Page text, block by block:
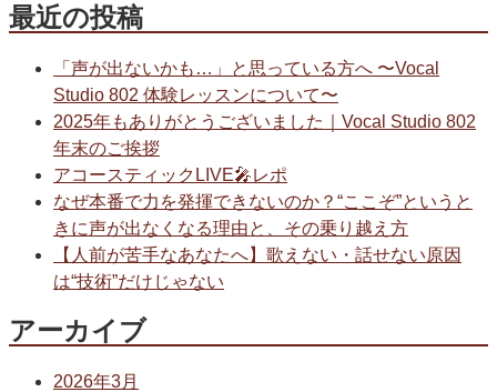
最近の投稿
「声が出ないかも…」と思っている方へ 〜Vocal
Studio 802 体験レッスンについて〜
2025年もありがとうございました｜Vocal Studio 802
年末のご挨拶
アコースティックLIVE🎤レポ
なぜ本番で力を発揮できないのか？“ここぞ”というと
きに声が出なくなる理由と、その乗り越え方
【人前が苦手なあなたへ】歌えない・話せない原因
は“技術”だけじゃない
アーカイブ
2026年3月